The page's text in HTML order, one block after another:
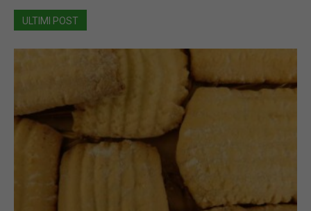
ULTIMI POST